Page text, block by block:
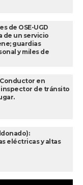
de OSE-UGD
de un servicio
guardias
y miles de
en
de tránsito
eléctricas y altas